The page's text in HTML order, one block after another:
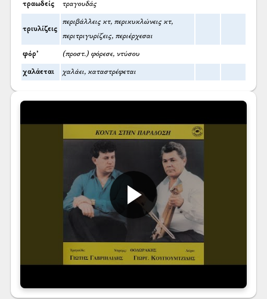
τραωδείς τραγουδάς
τριυλίζεις
περιβάλλεις κτ, περικυκλώνεις κτ,
περιτριγυρίζεις, περιέρχεσαι
φόρ’ (προστ.) φόρεσε, ντύσου
χαλάεται χαλάει, καταστρέφεται